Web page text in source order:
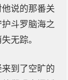
说的那番关
斗罗脑海之
无踪。
到了空旷的